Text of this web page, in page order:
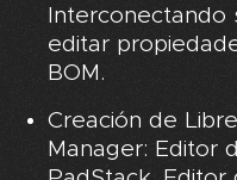
Interconectando
editar
BOM.
Creación de
Manager: Editor